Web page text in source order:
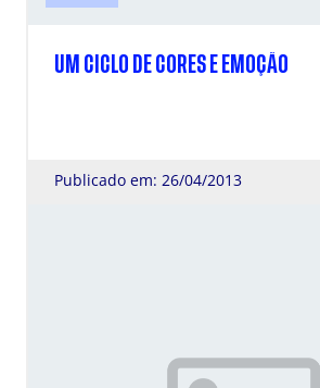
UM CICLO DE CORES E EMOÇÃO
Publicado em: 26/04/2013